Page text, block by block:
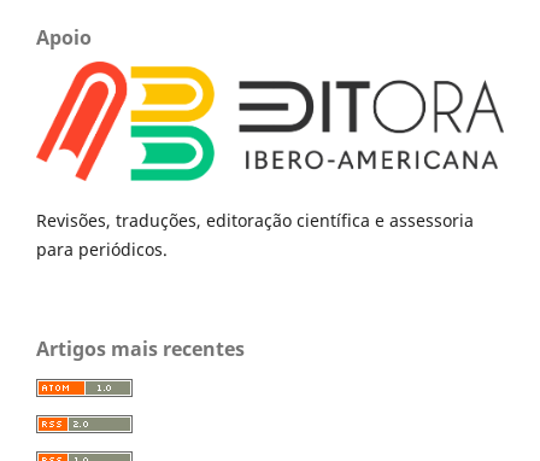
Apoio
Revisões, traduções, editoração científica e assessoria
para periódicos.
Artigos mais recentes